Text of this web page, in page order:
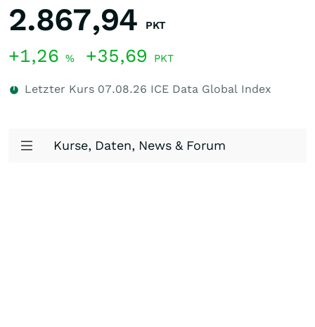
2.867,94 PKT
+1,26 % +35,69 PKT
Letzter Kurs 07.08.26 ICE Data Global Index
Kurse, Daten, News & Forum